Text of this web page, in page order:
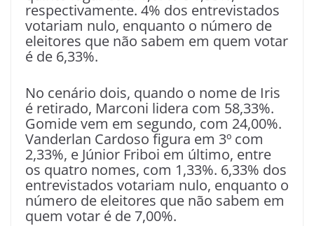
respectivamente. 4% dos entrevistados
votariam nulo, enquanto o número de
eleitores que não sabem em quem votar
é de 6,33%.
No cenário dois, quando o nome de Iris
é retirado, Marconi lidera com 58,33%.
Gomide vem em segundo, com 24,00%.
Vanderlan Cardoso figura em 3º com
2,33%, e Júnior Friboi em último, entre
os quatro nomes, com 1,33%. 6,33% dos
entrevistados votariam nulo, enquanto o
número de eleitores que não sabem em
quem votar é de 7,00%.